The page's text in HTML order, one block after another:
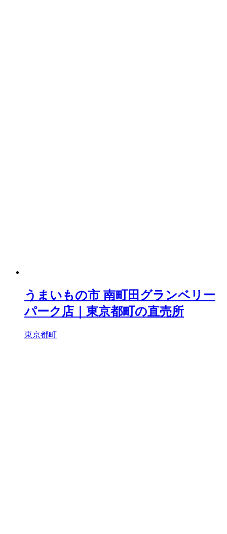
うまいもの市 南町田グランベリー
パーク店｜東京都町の直売所
東京都町